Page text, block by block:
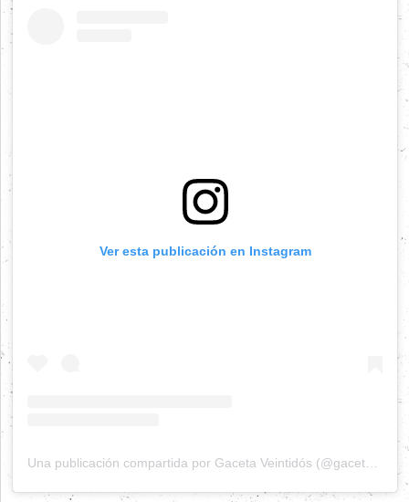
Ver esta publicación en Instagram